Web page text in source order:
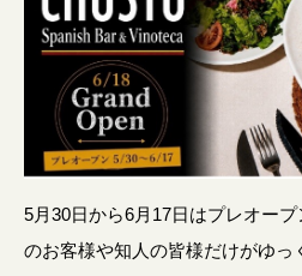
5月30日から6月17日はプレオー
のお客様や知人の皆様だけがゆっ